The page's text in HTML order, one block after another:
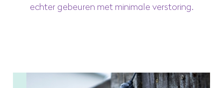
echter gebeuren met minimale verstoring.